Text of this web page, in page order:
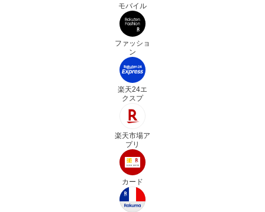
モバイル
ファッショ
ン
楽天24エ
クスプ
楽天市場ア
プリ
カード